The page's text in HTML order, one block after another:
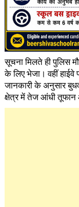
सूचना मिलते ही पुलिस
के लिए भेजा। वहीं हाईवे
जानकारी के अनुसार
क्षेत्र में तेज आंधी तूफान